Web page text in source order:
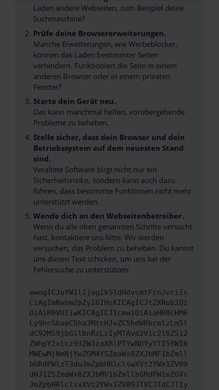
Laden andere Webseiten, zum Beispiel deine
Suchmaschine?
Prüfe deine Browsererweiterungen.
Manche Erweiterungen, wie Werbeblocker,
können das Laden bestimmter Seiten
verhindern. Funktioniert die Seite in einem
anderen Browser oder in einem privaten
Fenster?
Starte dein Gerät neu.
Das kann manchmal helfen, vorübergehende
Probleme zu beheben.
Stelle sicher, dass dein Browser und dein
Betriebssystem auf dem neuesten Stand
sind.
Veraltete Software birgt nicht nur ein
Sicherheitsrisiko, sondern kann auch dazu
führen, dass bestimmte Funktionen nicht mehr
unterstützt werden.
Wende dich an den Webseitenbetreiber.
Wenn du alle oben genannten Schritte versucht
hast, kontaktiere uns bitte. Wir werden
versuchen, das Problem zu beheben. Du kannst
uns diesen Text schicken, um uns bei der
Fehlersuche zu unterstützen:
ewogICJuYW1lIjogIk5ldHdvcmtFcnJvciIs
CiAgImNvbmZpZyI6IHsKICAgICJtZXRob2Qi
OiAiR0VUIiwKICAgICJ1cmwiOiAiaHR0cHM6
Ly9hcGkueC5ha3MtcHJvZC5hdWRhcmlzLm5l
dC92MS9jbGllbnRzLzIyMTAvd2Vic2l0ZS12
ZWhpY2xlcz93ZWJzaXRlPTYwNDYyYTI5YWI0
MWEwMjNmNjYwZGM4YSZmaWx0ZXJbMF1bZmll
bGRdPWlzT3duJmZpbHRlclswXVt2YWx1ZV09
dHJ1ZSZmaWx0ZXJbMV1bZmllbGRdPW1vZGVs
JmZpbHRlclsxXVt2YWx1ZV09JTVCJTdCJTIy